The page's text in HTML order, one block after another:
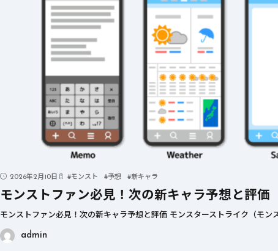
2026年2月10日 #モンスト #予想 #新キャラ
モンストファン必見！次の新キャラ予想と評価
モンストファン必見！次の新キャラ予想と評価 モンスターストライク（モン
admin